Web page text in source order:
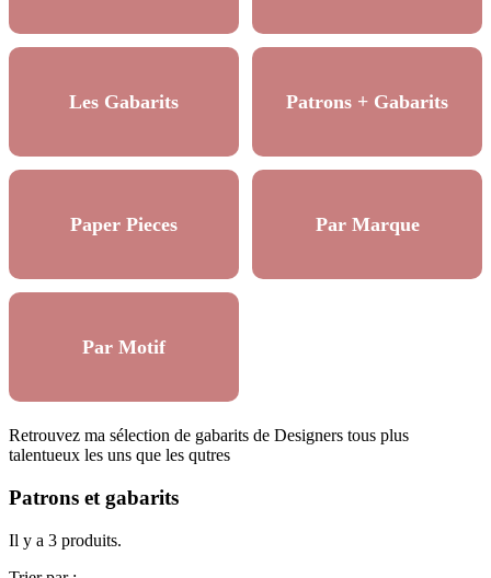
Les Gabarits Patrons + Gabarits
Paper Pieces Par Marque
Par Motif
Retrouvez ma sélection de gabarits de Designers tous plus
talentueux les uns que les qutres
Patrons et gabarits
Il y a 3 produits.